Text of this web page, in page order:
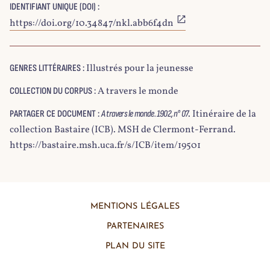
IDENTIFIANT UNIQUE (DOI) :
https://doi.org/10.34847/nkl.abb6f4dn
GENRES LITTÉRAIRES : Illustrés pour la jeunesse
COLLECTION DU CORPUS :A travers le monde
PARTAGER CE DOCUMENT :A travers le monde. 1902, n° 07. Itinéraire de la
collection Bastaire (ICB). MSH de Clermont-Ferrand.
https://bastaire.msh.uca.fr/s/ICB/item/19501
MENTIONS LÉGALES
PARTENAIRES
PLAN DU SITE